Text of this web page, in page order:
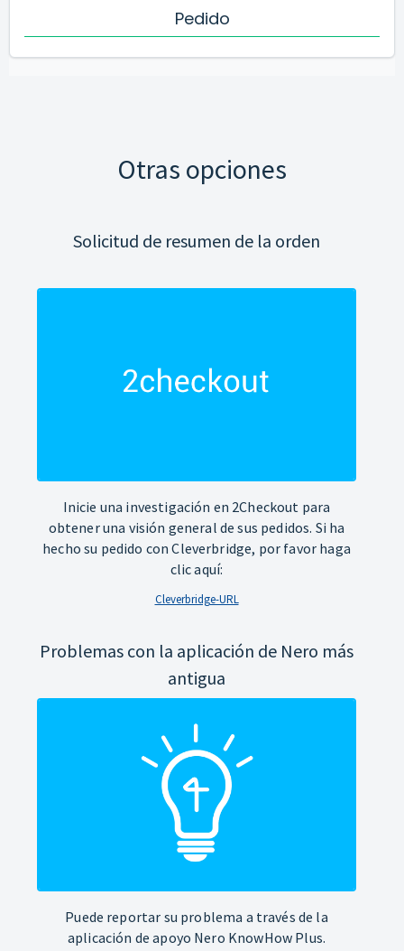
Pedido
Otras opciones
Solicitud de resumen de la orden
Inicie una investigación en 2Checkout para
obtener una visión general de sus pedidos. Si ha
hecho su pedido con Cleverbridge, por favor haga
clic aquí:
Cleverbridge-URL
Problemas con la aplicación de Nero más
antigua
Puede reportar su problema a través de la
aplicación de apoyo Nero KnowHow Plus.